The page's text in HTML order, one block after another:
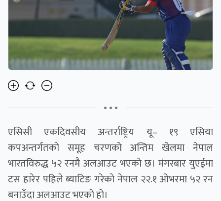
• • •
एसिसी एकदिवसीय अन्तर्राष्ट्रिय यू– १९ एसिया
कपअन्तर्गतकाे समूह चरणकाे अन्तिम खेलमा नेपाल
भारतविरुद्ध ५२ रनमै अलआउट भएकाे छ। मंगरबार युएईमा
टस हारेर पहिले ब्याटिङ गरेकाे नेपाल २२.१ ओभरमा ५२ रन
बनाउँदा अलआउट भएकाे हाे।